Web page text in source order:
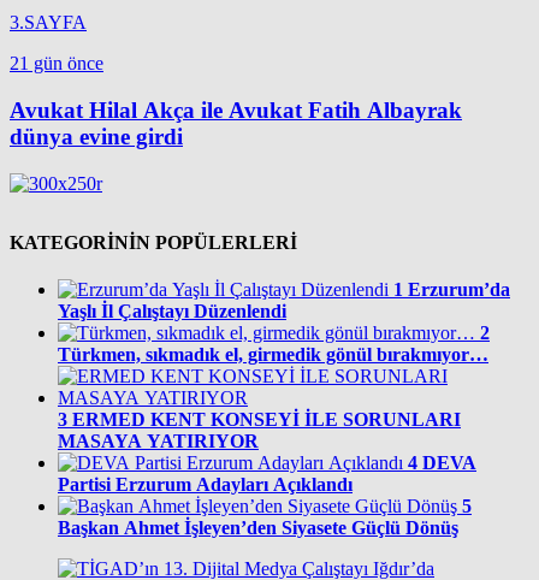
3.SAYFA
21 gün önce
Avukat Hilal Akça ile Avukat Fatih Albayrak
dünya evine girdi
KATEGORİNİN POPÜLERLERİ
1 Erzurum’da
Yaşlı İl Çalıştayı Düzenlendi
2
Türkmen, sıkmadık el, girmedik gönül bırakmıyor…
3 ERMED KENT KONSEYİ İLE SORUNLARI
MASAYA YATIRIYOR
4 DEVA
Partisi Erzurum Adayları Açıklandı
5
Başkan Ahmet İşleyen’den Siyasete Güçlü Dönüş